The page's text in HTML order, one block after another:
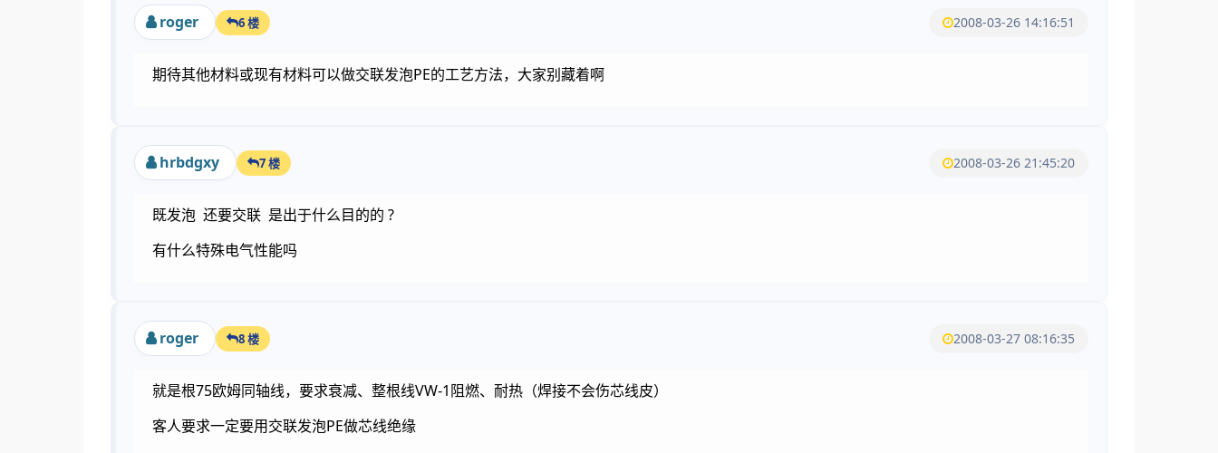
roger 6 楼 2008-03-26 14:16:51
期待其他材料或现有材料可以做交联发泡PE的工艺方法，大家别藏着啊
hrbdgxy 7 楼 2008-03-26 21:45:20
既发泡 还要交联 是出于什么目的的 ?
有什么特殊电气性能吗
roger 8 楼 2008-03-27 08:16:35
就是根75欧姆同轴线，要求衰减、整根线VW-1阻燃、耐热（焊接不会伤芯线皮）
客人要求一定要用交联发泡PE做芯线绝缘